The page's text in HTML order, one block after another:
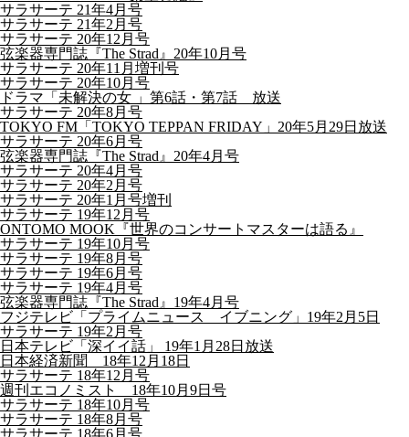
サラサーテ 21年4月号
サラサーテ 21年2月号
サラサーテ 20年12月号
弦楽器専門誌『The Strad』20年10月号
サラサーテ 20年11月増刊号
サラサーテ 20年10月号
ドラマ「未解決の女 」第6話・第7話 放送
サラサーテ 20年8月号
TOKYO FM「TOKYO TEPPAN FRIDAY」20年5月29日放送
サラサーテ 20年6月号
弦楽器専門誌『The Strad』20年4月号
サラサーテ 20年4月号
サラサーテ 20年2月号
サラサーテ 20年1月号増刊
サラサーテ 19年12月号
ONTOMO MOOK『世界のコンサートマスターは語る』
サラサーテ 19年10月号
サラサーテ 19年8月号
サラサーテ 19年6月号
サラサーテ 19年4月号
弦楽器専門誌『The Strad』19年4月号
フジテレビ「プライムニュース イブニング」19年2月5日
サラサーテ 19年2月号
日本テレビ「深イイ話」 19年1月28日放送
日本経済新聞 18年12月18日
サラサーテ 18年12月号
週刊エコノミスト 18年10月9日号
サラサーテ 18年10月号
サラサーテ 18年8月号
サラサーテ 18年6月号